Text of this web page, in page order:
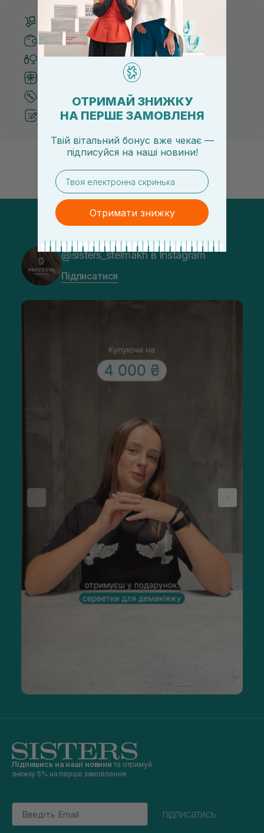
Безкоштовна доставка від 3000 UAH
Безпечні способи оплати
Тільки оригінальна косметика
Система бонусів та лояльності
Кращі ціни та топ товари
Рекомендації від косметологів
@sisters_stelmakh в Instagram
Підписатися
Підпишись на наші новини та отримуй
знижку 5% на перше замовлення
Email
підписатись
ОТРИМАЙ ЗНИЖКУ
НА ПЕРШЕ ЗАМОВЛЕНЯ
Твій вітальний бонус вже чекає —
підписуйся на наші новини!
email
Отримати знижку